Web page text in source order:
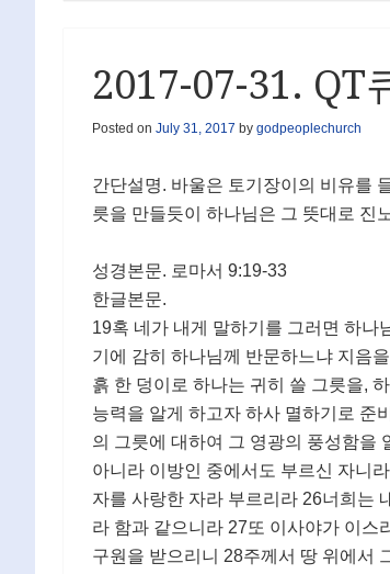
2017-07-31. QT
Posted on July 31, 2017 by godpeoplechurch
간단설명. 바울은 토기장이의 비유를
릇을 만들듯이 하나님은 그 뜻대로 진
성경본문. 로마서 9:19-33
한글본문.
19혹 네가 내게 말하기를 그러면 하나
기에 감히 하나님께 반문하느냐 지음
흙 한 덩이로 하나는 귀히 쓸 그릇을,
능력을 알게 하고자 하사 멸하기로 준
의 그릇에 대하여 그 영광의 풍성함을
아니라 이방인 중에서도 부르신 자니
자를 사랑한 자라 부르리라 26너희는
라 함과 같으니라 27또 이사야가 이스
구원을 받으리니 28주께서 땅 위에서